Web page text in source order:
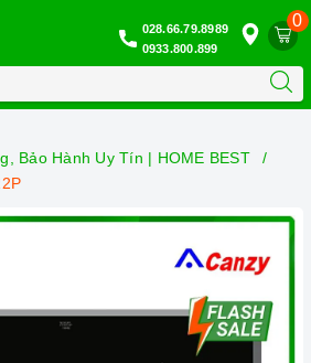
0
028.66.79.8989
0933.800.899
Bảo Hành Uy Tín | HOME BEST